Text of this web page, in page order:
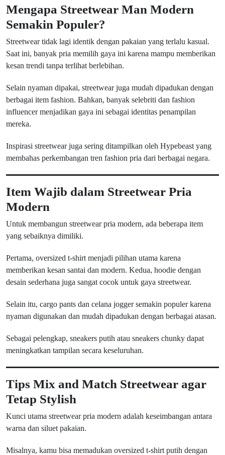
Mengapa Streetwear Man Modern
Semakin Populer?
Streetwear tidak lagi identik dengan pakaian yang terlalu kasual.
Saat ini, banyak pria memilih gaya ini karena mampu memberikan
kesan trendi tanpa terlihat berlebihan.
Selain nyaman dipakai, streetwear juga mudah dipadukan dengan
berbagai item fashion. Bahkan, banyak selebriti dan fashion
influencer menjadikan gaya ini sebagai identitas penampilan
mereka.
Inspirasi streetwear juga sering ditampilkan oleh Hypebeast yang
membahas perkembangan tren fashion pria dari berbagai negara.
Item Wajib dalam Streetwear Pria
Modern
Untuk membangun streetwear pria modern, ada beberapa item
yang sebaiknya dimiliki.
Pertama, oversized t-shirt menjadi pilihan utama karena
memberikan kesan santai dan modern. Kedua, hoodie dengan
desain sederhana juga sangat cocok untuk gaya streetwear.
Selain itu, cargo pants dan celana jogger semakin populer karena
nyaman digunakan dan mudah dipadukan dengan berbagai atasan.
Sebagai pelengkap, sneakers putih atau sneakers chunky dapat
meningkatkan tampilan secara keseluruhan.
Tips Mix and Match Streetwear agar
Tetap Stylish
Kunci utama streetwear pria modern adalah keseimbangan antara
warna dan siluet pakaian.
Misalnya, kamu bisa memadukan oversized t-shirt putih dengan